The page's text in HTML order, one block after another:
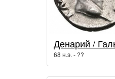
68 н.э. - ??